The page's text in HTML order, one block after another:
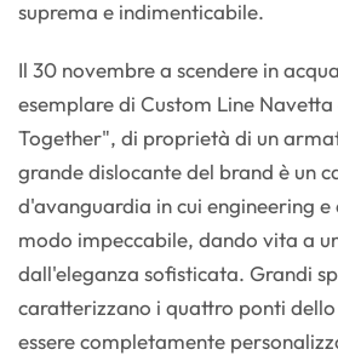
suprema e indimenticabile.
Il 30 novembre a scendere in
esemplare di Custom Line
Together", di proprietà di un
grande dislocante del brand è un
d'avanguardia in cui engineering
modo impeccabile, dando vita a
dall'eleganza sofisticata. Grandi
caratterizzano i quattro ponti
essere completamente